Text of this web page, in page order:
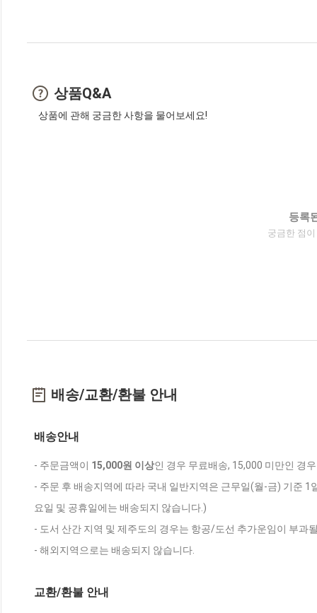
상품Q&A
상품에 관해 궁금한 사항을 물어보세요!
등록
궁금한 점
배송/교환/환불 안내
배송안내
- 주문금액이 15,000원 이상인 경우 무료배송, 15,000 미만인 경
- 주문 후 배송지역에 따라 국내 일반지역은 근무일(월-금) 기준
요일 및 공휴일에는 배송되지 않습니다.)
- 도서 산간 지역 및 제주도의 경우는 항공/도선 추가운임이 부과
- 해외지역으로는 배송되지 않습니다.
교환/환불 안내